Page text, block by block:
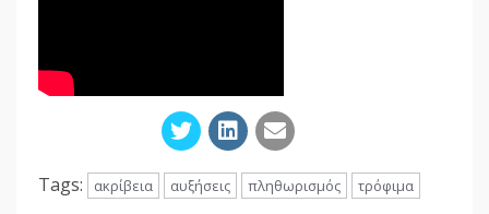
Tags: ακρίβεια αυξήσεις πληθωρισμός τρόφιμα